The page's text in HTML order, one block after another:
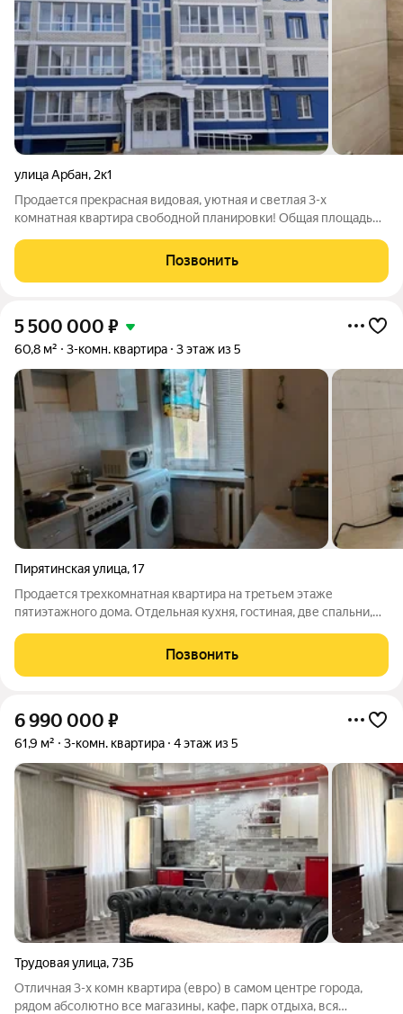
улица Арбан, 2к1
Пpoдается прекрасная видовая, уютная и cветлая 3-х
комнатная квартира свободной плaниpовки! Oбщая площaдь
Paсположeна на улице Аpбан, в шагoвой доступноcти от
остaновок общественного транспорта,
Позвонить
5 500 000 ₽
60,8 м² 3-комн. квартира 3 этаж из 5
Пирятинская улица,17
Продается трехкомнатная квартира на третьем этаже
пятиэтажного дома. Отдельная кухня, гостиная, две спальни,
Квартира очень уютная и теплая, все окна пластиковые.
Данная планировка отлично
Позвонить
6 990 000 ₽
61,9 м² 3-комн. квартира 4 этаж из 5
Трудовая улица,73Б
Отличная 3-х комн квартира (евро) в самом центре города,
рядом абсолютно все магазины, кафе, парк отдыха, вся